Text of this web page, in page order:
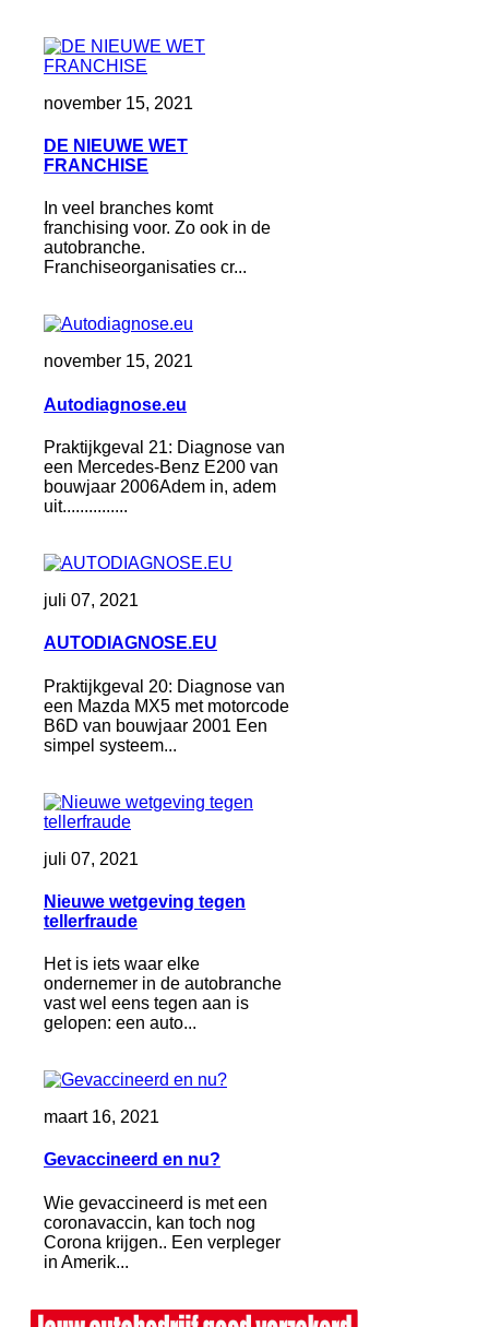
november 15, 2021
DE NIEUWE WET
FRANCHISE
In veel branches komt
franchising voor. Zo ook in de
autobranche.
Franchiseorganisaties cr...
november 15, 2021
Autodiagnose.eu
Praktijkgeval 21: Diagnose van
een Mercedes-Benz E200 van
bouwjaar 2006Adem in, adem
uit...............
juli 07, 2021
AUTODIAGNOSE.EU
Praktijkgeval 20: Diagnose van
een Mazda MX5 met motorcode
B6D van bouwjaar 2001 Een
simpel systeem...
juli 07, 2021
Nieuwe wetgeving tegen
tellerfraude
Het is iets waar elke
ondernemer in de autobranche
vast wel eens tegen aan is
gelopen: een auto...
maart 16, 2021
Gevaccineerd en nu?
Wie gevaccineerd is met een
coronavaccin, kan toch nog
Corona krijgen.. Een verpleger
in Amerik...